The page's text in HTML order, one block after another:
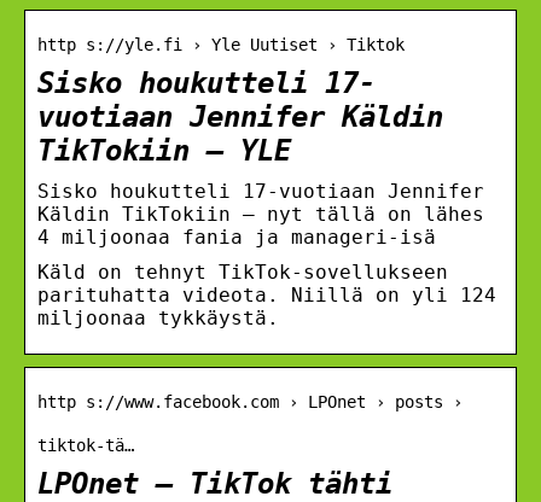
http s://yle.fi › Yle Uutiset › Tiktok
Sisko houkutteli 17-
vuotiaan Jennifer Käldin
TikTokiin – YLE
Sisko houkutteli 17-vuotiaan Jennifer
Käldin TikTokiin – nyt tällä on lähes
4 miljoonaa fania ja manageri-isä
Käld on tehnyt TikTok-sovellukseen
parituhatta videota. Niillä on yli 124
miljoonaa tykkäystä.
http s://www.facebook.com › LPOnet › posts ›
tiktok-tä…
LPOnet – TikTok tähti